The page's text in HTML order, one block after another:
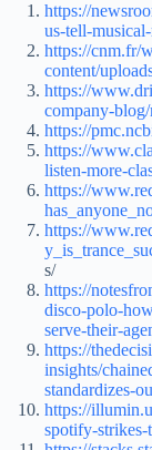
https://
us-tell-
https://cnm.fr/
content/
https://
company-
https://
https://
listen-more-
https://
https://
s/
https://
disco-polo-
serve-their-
https://
insights/
standardizes-
https://
spotify-